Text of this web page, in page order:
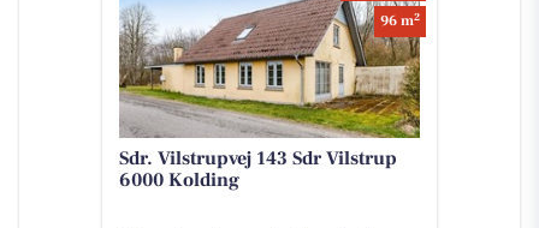
96 m2
Sdr. Vilstrupvej 143 Sdr Vilstrup
6000 Kolding